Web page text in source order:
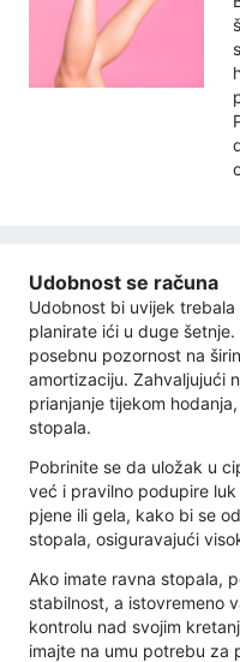
Udobnost se računa
Udobnost bi uvijek
planirate ići u duge
posebnu pozornost na
amortizaciju. Zahvaljujući
prianjanje tijekom
stopala.
Pobrinite se da uložak u
već i pravilno podupire
pjene ili gela, kako bi se
stopala, osiguravajući
Ako imate ravna stopala,
stabilnost, a istovremeno
kontrolu nad svojim
imajte na umu potrebu za